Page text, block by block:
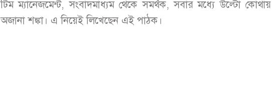
টিম ম্যানেজমেন্ট, সংবাদমাধ্যম থেকে সমর্থক, সবার মধ্যে উল্টো
অজানা শঙ্কা। এ নিয়েই লিখেছেন এই পাঠক।